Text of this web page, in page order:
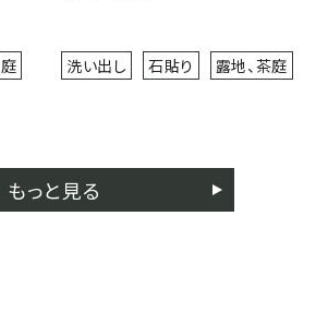
庭
洗い出し 石貼り 露地、茶庭
もっと見る